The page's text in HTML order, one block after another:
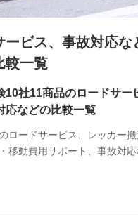
わせ情報
合わせに対応するため
務の 個人情報
遂行およびこれらに準ずる業
ー通勤管理クラウド並び
るため
ービス、事故対応な
較一覧
10社11商品のロードサー
応などの比較一覧
ロードサービス、レッカー
移動費用サポート、事故対